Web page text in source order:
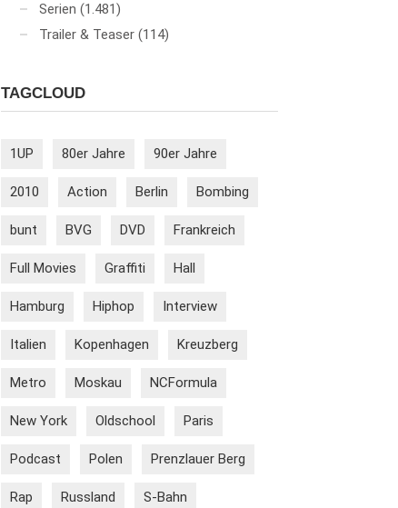
Serien (1.481)
Trailer & Teaser (114)
TAGCLOUD
1UP 80er Jahre 90er Jahre
2010 Action Berlin Bombing
bunt BVG DVD Frankreich
Full Movies Graffiti Hall
Hamburg Hiphop Interview
Italien Kopenhagen Kreuzberg
Metro Moskau NCFormula
New York Oldschool Paris
Podcast Polen Prenzlauer Berg
Rap Russland S-Bahn